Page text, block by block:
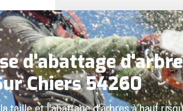
d'abattage
Chiers 54260
taille et l'abattage d'arbres à haut